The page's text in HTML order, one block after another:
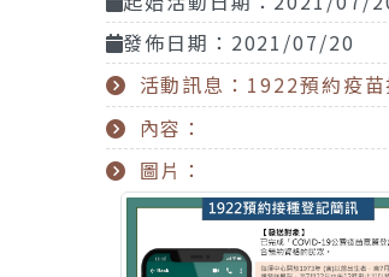
發佈日期：2021/07/20
活動訊息：1922預約疫
內容：
圖片：